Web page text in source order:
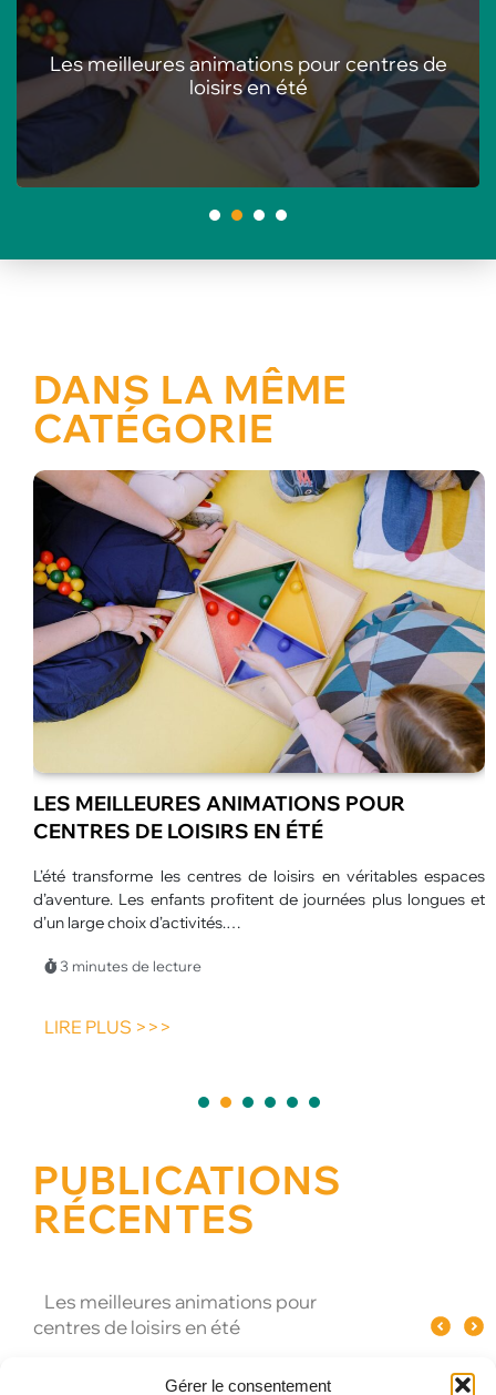
Gérer le consentement
Les meilleures animations pour centres de
loisirs en été
DANS LA MÊME
CATÉGORIE
LES MEILLEURES ANIMATIONS POUR
CENTRES DE LOISIRS EN ÉTÉ
L’été transforme les centres de loisirs en véritables espaces
d’aventure. Les enfants profitent de journées plus longues et
d’un large choix d’activités.…
3 minutes de lecture
LIRE PLUS >>>
PUBLICATIONS
RÉCENTES
Les meilleures animations pour
centres de loisirs en été
Quel spectacle original pour un
événement d’entreprise à Paris ?
Pourquoi le verre influence le goût
du champagne ?